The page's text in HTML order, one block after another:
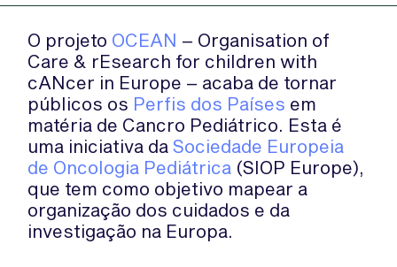
O projeto OCEAN – Organisation of
Care & rEsearch for children with
cANcer in Europe – acaba de tornar
públicos os Perfis dos Países em
matéria de Cancro Pediátrico. Esta é
uma iniciativa daSociedade Europeia
de Oncologia Pediátrica (SIOP Europe),
que tem como objetivo mapear a
organização dos cuidados e da
investigação na Europa.